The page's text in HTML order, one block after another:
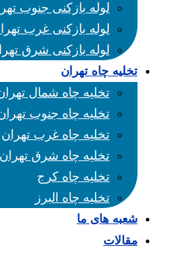
لوله بازکنی جنوب
لوله بازکنی غرب
لوله بازکنی شرق
تخلیه چاه تهران
تخلیه چاه شمال
تخلیه چاه جنوب
تخلیه چاه غرب تهران
تخلیه چاه شرق تهران
تخلیه چاه کرج
تخلیه چاه البرز
شعبه های ما
مقالات